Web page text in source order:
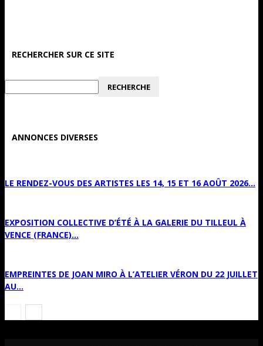
RECHERCHER SUR CE SITE
ANNONCES DIVERSES
LE RENDEZ-VOUS DES ARTISTES LES 14, 15 ET 16 AOÛT 2026...
EXPOSITION COLLECTIVE D’ÉTÉ À LA GALERIE DU TILLEUL À
VENCE (FRANCE)...
EMPREINTES DE JOAN MIRO À L’ATELIER VÉRON DU 22 JUILLET
AU...